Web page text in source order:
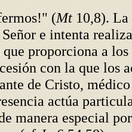
(Mt 10,8).
e intenta
proporciona a
con la que los
de Cristo,
actúa
manera especial